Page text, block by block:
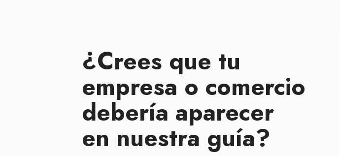
¿Crees que tu
empresa o comercio
debería aparecer
en nuestra guía?